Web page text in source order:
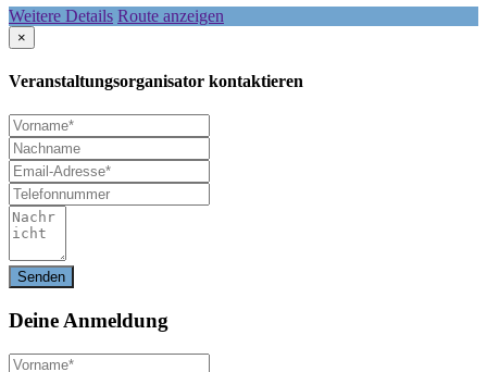
Weitere Details Route anzeigen
×
Veranstaltungsorganisator kontaktieren
Deine Anmeldung